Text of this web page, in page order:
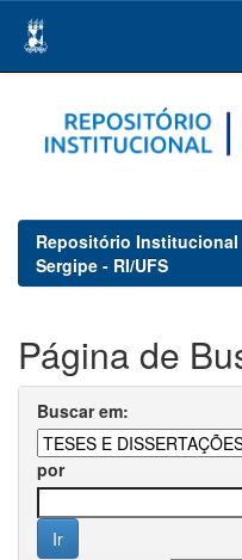
navigation
Repositório
Sergipe - RI/UFS
Página de
Buscar em:
por